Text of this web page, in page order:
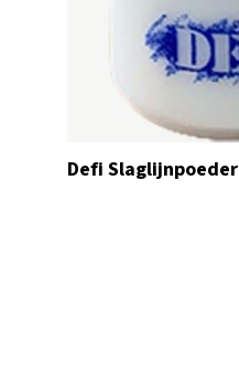
Defi Slaglijnpoeder